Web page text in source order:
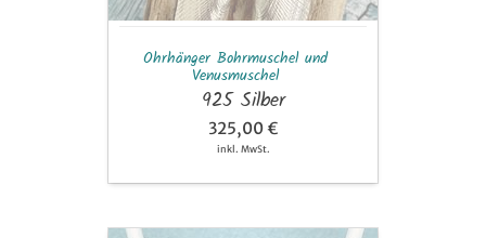
Ohrhänger Bohrmuschel und
Venusmuschel
925 Silber
325,00 €
inkl. MwSt.